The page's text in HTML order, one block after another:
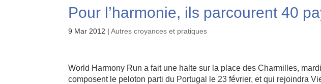
Pour l’harmonie, ils parcourent 40
9 Mar 2012 |Autres croyances et pratiques
World Harmony Run a fait une halte sur la place des Charmilles,
composent le peloton parti du Portugal le 23 février, et qui rejoindra